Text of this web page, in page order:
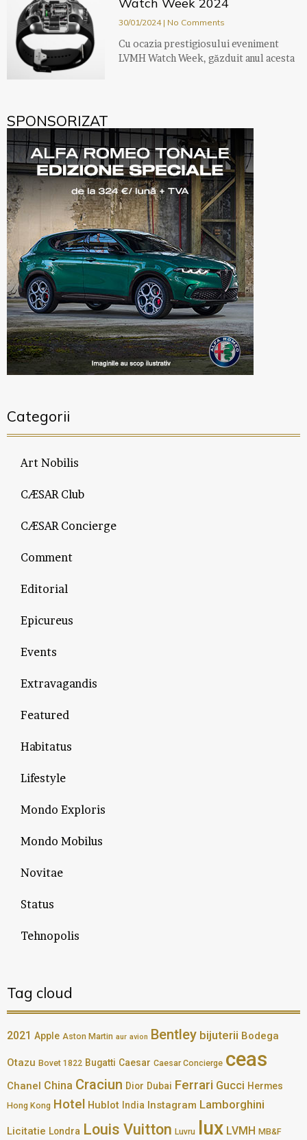
Watch Week 2024
30/01/2024 No Comments
Cu ocazia prestigiosului eveniment
LVMH Watch Week, găzduit anul acesta
SPONSORIZAT
Categorii
Art Nobilis
CÆSAR Club
CÆSAR Concierge
Comment
Editorial
Epicureus
Events
Extravagandis
Featured
Habitatus
Lifestyle
Mondo Exploris
Mondo Mobilus
Novitae
Status
Tehnopolis
Tag cloud
2021 Apple Aston Martin aur avion Bentley bijuterii Bodega
Otazu Bovet 1822 Bugatti Caesar Caesar Concierge ceas
Chanel China Craciun Dior Dubai Ferrari Gucci Hermes
Hong Kong Hotel Hublot India Instagram Lamborghini
Licitatie Londra Louis Vuitton Luvru lux LVMH MB&F